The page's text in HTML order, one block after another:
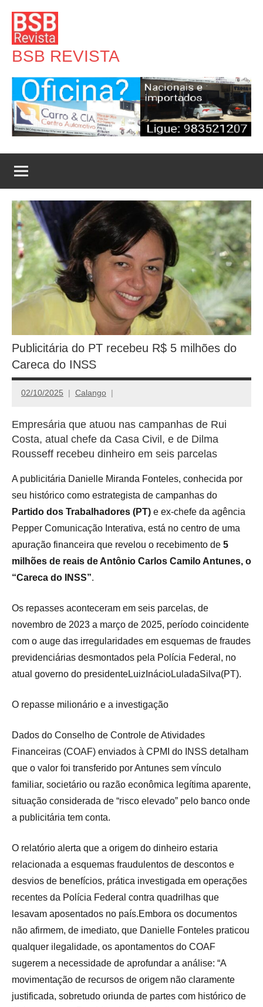
para
conteúdo
BSB REVISTA
Publicitária do PT recebeu R$ 5 milhões do
Careca do INSS
02/10/2025 Calango
Empresária que atuou nas campanhas de Rui
Costa, atual chefe da Casa Civil, e de Dilma
Rousseff recebeu dinheiro em seis parcelas
A publicitária Danielle Miranda Fonteles, conhecida por
seu histórico como estrategista de campanhas do
Partido dos Trabalhadores (PT) e ex-chefe da agência
Pepper Comunicação Interativa, está no centro de uma
apuração financeira que revelou o recebimento de 5
milhões de reais de Antônio Carlos Camilo Antunes, o
“Careca do INSS”.
Os repasses aconteceram em seis parcelas, de
novembro de 2023 a março de 2025, período coincidente
com o auge das irregularidades em esquemas de fraudes
previdenciárias desmontados pela Polícia Federal, no
atual governo do presidenteLuizInácioLuladaSilva(PT).
O repasse milionário e a investigação
Dados do Conselho de Controle de Atividades
Financeiras (COAF) enviados à CPMI do INSS detalham
que o valor foi transferido por Antunes sem vínculo
familiar, societário ou razão econômica legítima aparente,
situação considerada de “risco elevado” pelo banco onde
a publicitária tem conta.
O relatório alerta que a origem do dinheiro estaria
relacionada a esquemas fraudulentos de descontos e
desvios de benefícios, prática investigada em operações
recentes da Polícia Federal contra quadrilhas que
lesavam aposentados no país.Embora os documentos
não afirmem, de imediato, que Danielle Fonteles praticou
qualquer ilegalidade, os apontamentos do COAF
sugerem a necessidade de aprofundar a análise: “A
movimentação de recursos de origem não claramente
justificada, sobretudo oriunda de partes com histórico de